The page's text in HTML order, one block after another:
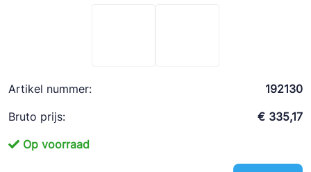
Artikel nummer:
192130
Bruto prijs:
€ 335,17
Op voorraad